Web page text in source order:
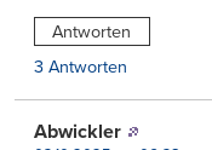
Antworten
3 Antworten
Abwickler